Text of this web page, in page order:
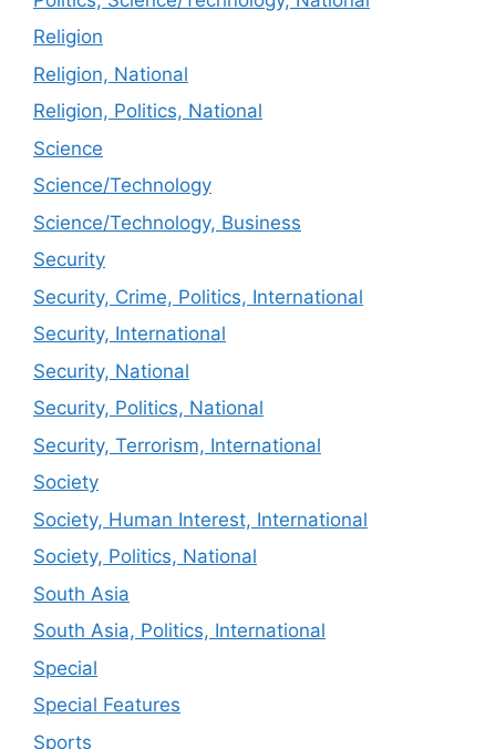
Religion
Religion, National
Religion, Politics, National
Science
Science/Technology
Science/Technology, Business
Security
Security, Crime, Politics, International
Security, International
Security, National
Security, Politics, National
Security, Terrorism, International
Society
Society, Human Interest, International
Society, Politics, National
South Asia
South Asia, Politics, International
Special
Special Features
Sports